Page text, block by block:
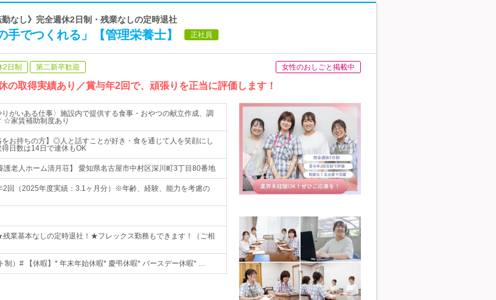
なし》完全週休2日制・残業なしの定時退社
でつくれる」【管理栄養士】 正社員
2日制 第二新卒歓迎 女性のおしごと掲載中
の取得実績あり／賞与年2回で、頑張りを正当に評価します！
りがいある仕事〉施設内で提供する食事・おやつの献立作成、調
☆家賃補助制度あり
をお持ちの方】◎人と話すことが好き・食を通じて人を笑顔にし
日数は14日で連休もOK
護老人ホーム清月荘】 愛知県名古屋市中村区深川町3丁目80番地
2回（2025年度実績：3.1ヶ月分）※年齢、経験、能力を考慮の
業基本なしの定時退社！★フレックス勤務もできます！（ご相
制）# 【休暇】* 年末年始休暇* 慶弔休暇* バースデー休暇* …